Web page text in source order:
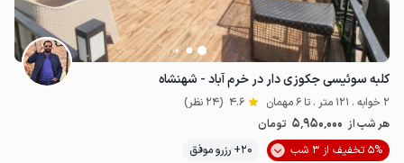
کلبه سوئیسی جکوزی دار در خرم آباد - شهنشاه
2 خوابه . 121 متر . تا 6 مهمان 4.6 (24 نظر)
هر شب از 5٬950٬000 تومان
5% تخفیف از 3 شب
20+ رزرو موفق